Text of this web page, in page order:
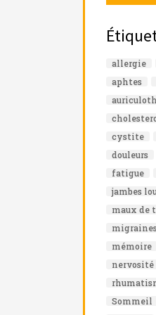
allergie
aphtes
cystite
douleurs
fatigue
jambes
maux de
mémoire
nervosité
Sommeil